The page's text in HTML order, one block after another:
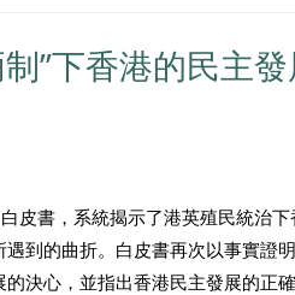
”下香港的民主
皮書，系統揭示了港英殖民統治
到的曲折。白皮書再次以事實證
決心，並指出香港民主發展的正